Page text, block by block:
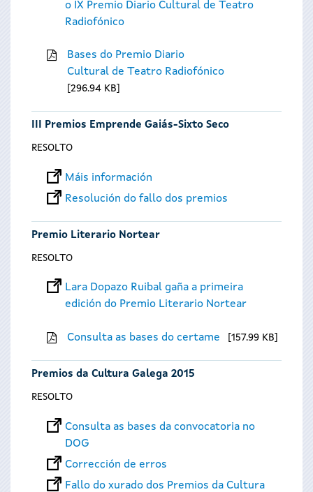
o IX Premio Diario Cultural de Teatro
Radiofónico
Bases do Premio Diario
Cultural de Teatro Radiofónico
296.94 KB
III Premios Emprende Gaiás-Sixto Seco
RESOLTO
Máis información
Resolución do fallo dos premios
Premio Literario Nortear
RESOLTO
Lara Dopazo Ruibal gaña a primeira
edición do Premio Literario Nortear
Consulta as bases do certame 157.99 KB
Premios da Cultura Galega 2015
RESOLTO
Consulta as bases da convocatoria no
DOG
Corrección de erros
Fallo do xurado dos Premios da Cultura